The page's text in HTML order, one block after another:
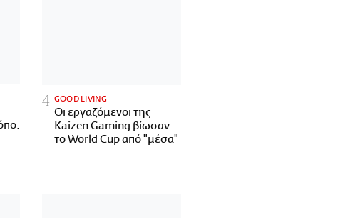
GOOD LIVING
Οι εργαζόμενοι της
Kaizen Gaming βίωσαν
το World Cup από "μέσα"